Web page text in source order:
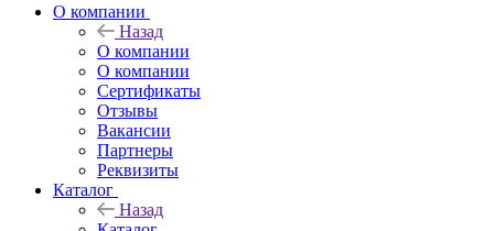
О компании
Назад
О компании
О компании
Сертификаты
Отзывы
Вакансии
Партнеры
Реквизиты
Каталог
Назад